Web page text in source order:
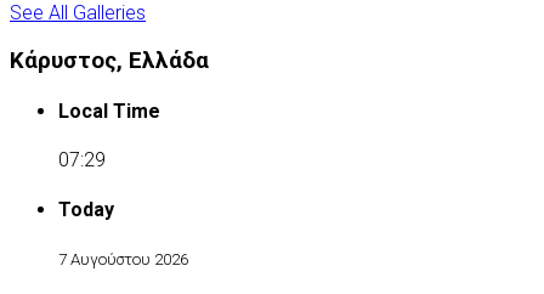
See All Galleries
Κάρυστος, Ελλάδα
Local Time
07:29
Today
7 Αυγούστου 2026